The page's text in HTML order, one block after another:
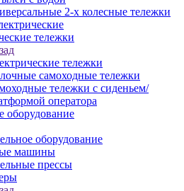
2-х колесные тележки
тележки
тележки
самоходные тележки
тележки с сиденьем/
оператора
оборудование
оборудование
машины
прессы